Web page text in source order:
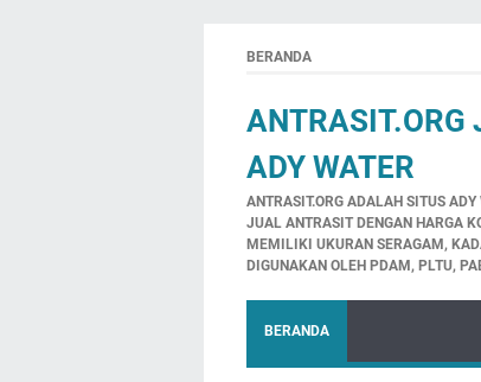
BERANDA
ANTRASIT.ORG
ADY WATER
ANTRASIT.ORG ADALAH SITUS
JUAL ANTRASIT DENGAN HARGA
MEMILIKI UKURAN SERAGAM,
DIGUNAKAN OLEH PDAM, PLTU,
BERANDA